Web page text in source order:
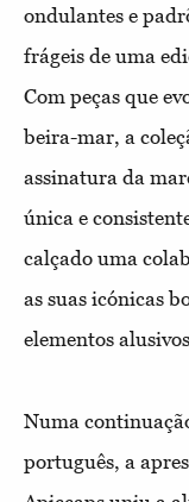
ondulantes e
frágeis de uma
Com peças que
beira-mar, a
assinatura da
única e
calçado uma
as suas icónicas
elementos
Numa
português, a